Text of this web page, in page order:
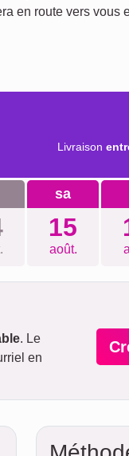
en route vers vous
Livraison
sa
15
août.
. Le
en